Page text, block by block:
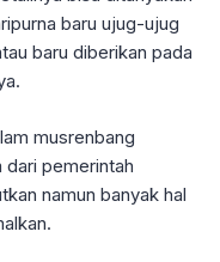
baru ujug-ujug
baru diberikan pada
musrenbang
dari pemerintah
namun banyak hal